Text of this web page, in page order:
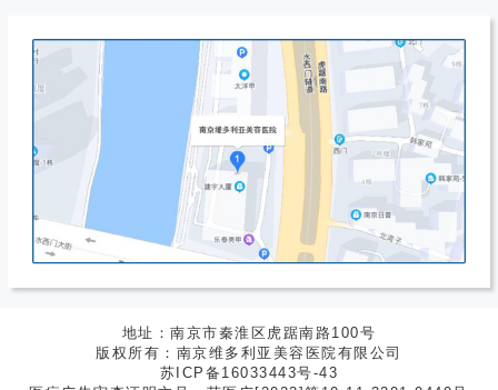
地址：南京市秦淮区虎踞南路100号
版权所有：南京维多利亚美容医院有限公司
苏ICP备16033443号-43